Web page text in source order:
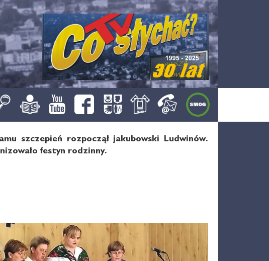
szczepień rozpoczął jakubowski Ludwinów.
festyn rodzinny.